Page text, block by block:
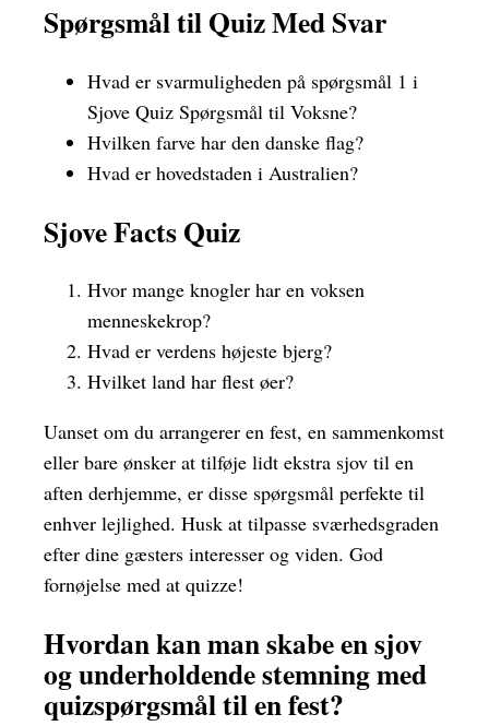
Spørgsmål til Quiz Med Svar
Hvad er svarmuligheden på spørgsmål 1 i
Sjove Quiz Spørgsmål til Voksne?
Hvilken farve har den danske flag?
Hvad er hovedstaden i Australien?
Sjove Facts Quiz
Hvor mange knogler har en voksen
menneskekrop?
Hvad er verdens højeste bjerg?
Hvilket land har flest øer?
Uanset om du arrangerer en fest, en sammenkomst
eller bare ønsker at tilføje lidt ekstra sjov til en
aften derhjemme, er disse spørgsmål perfekte til
enhver lejlighed. Husk at tilpasse sværhedsgraden
efter dine gæsters interesser og viden. God
fornøjelse med at quizze!
Hvordan kan man skabe en sjov
og underholdende stemning med
quizspørgsmål til en fest?